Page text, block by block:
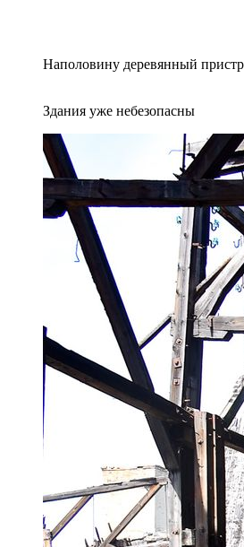
Наполовину деревянный
Здания уже небезопасны